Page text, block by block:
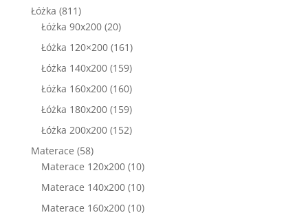
Łóżka 811811
produktów
Łóżka 90x200 2020
produktów
Łóżka 120×200 161161
produktów
Łóżka 140x200 159159
produktów
Łóżka 160x200 160160
produktów
Łóżka 180x200 159159
produktów
Łóżka 200x200 152152
Materace 5858
produktów
Materace 120x200 1010
produktów
Materace 140x200 1010
produktów
Materace 160x200 1010